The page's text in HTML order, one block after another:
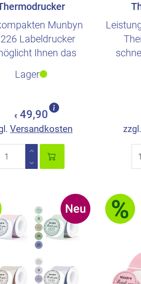
Munbyn
Labeldrucker
Ihnen das
Etiketten auf..
Lager
€ 49,90
Versandkosten